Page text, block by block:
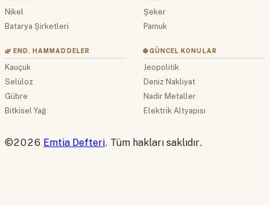
Nikel
Batarya Şirketleri
Şeker
Pamuk
🌿 END. HAMMADDELER
Kauçuk
Selüloz
Gübre
Bitkisel Yağ
🌐 GÜNCEL KONULAR
Jeopolitik
Deniz Nakliyat
Nadir Metaller
Elektrik Altyapısı
©2026 Emtia Defteri. Tüm hakları saklıdır.